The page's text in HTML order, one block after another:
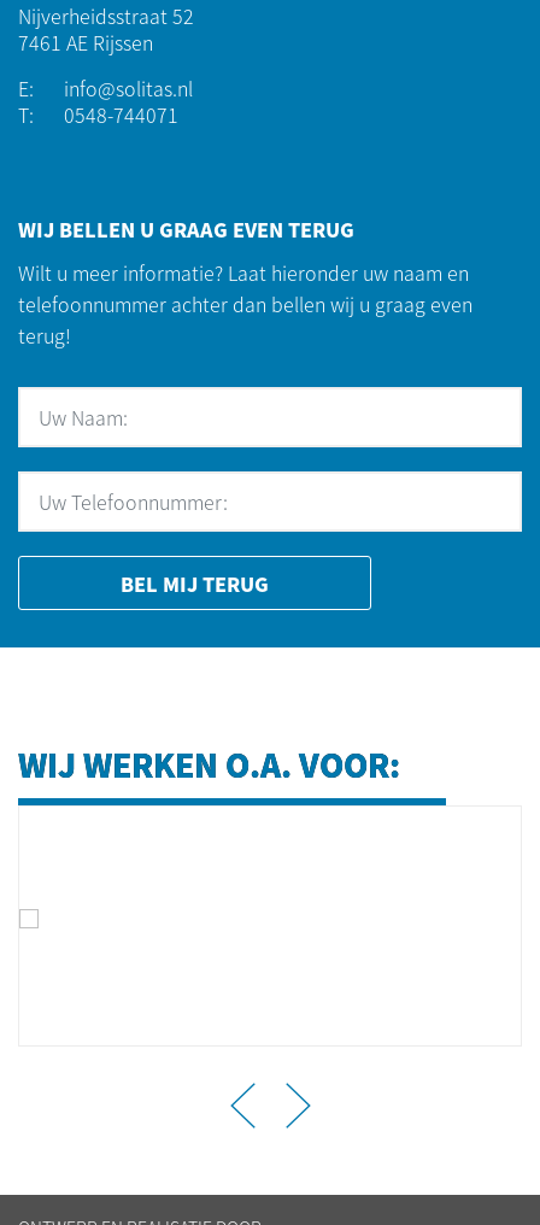
Nijverheidsstraat 52
7461 AE Rijssen
E:
info@solitas.nl
T:
0548-744071
WIJ BELLEN U GRAAG EVEN TERUG
Wilt u meer informatie? Laat hieronder uw naam en
telefoonnummer achter dan bellen wij u graag even
terug!
BEL MIJ TERUG
WIJ WERKEN O.A. VOOR: